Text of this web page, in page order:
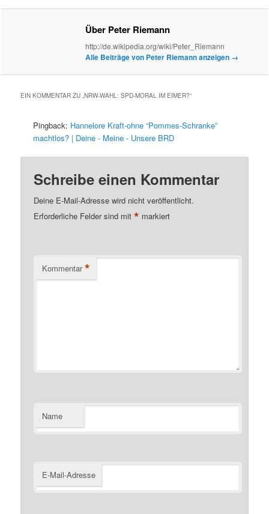
Über Peter Riemann
http://de.wikipedia.org/wiki/Peter_Riemann
Alle Beiträge von Peter Riemann anzeigen →
EIN KOMMENTAR ZU „NRW-WAHL: SPD-MORAL IM EIMER?“
Pingback: Hannelore Kraft-ohne “Pommes-Schranke”
machtlos? | Deine - Meine - Unsere BRD
Schreibe einen Kommentar
Deine E-Mail-Adresse wird nicht veröffentlicht.
Erforderliche Felder sind mit* markiert
Kommentar *
Name
E-Mail-Adresse